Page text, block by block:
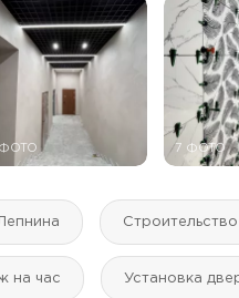
7 ФОТО
на час Установка